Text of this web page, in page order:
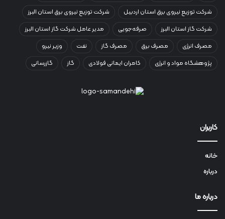
شرکت توزیع نیروی برق استان اردبیل
شرکت توزیع نیروی برق استان البرز
شرکت گاز استان البرز
صرفه‌جویی
مدیر عامل شرکت گاز استان البرز
مصرف انرژی
مصرف برق مصرف گاز نفت
وزیر نیرو
پژوهشگاه مواد و انرژی
کامران ایمانی فولادی گاز گازرسانی
کاربران
خانه
درباره
درباره ما